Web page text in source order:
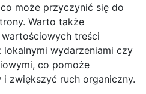
może przyczynić się do
Warto także
treści
wydarzeniami czy
co pomoże
zwiększyć ruch organiczny.